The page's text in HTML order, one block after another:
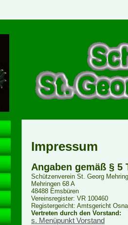
Impressum
Angaben gemäß § 5
Schützenverein St. Georg
Mehringen 68 A
48488 Emsbüren
Vereinsregister: VR 100460
Registergericht: Amtsgericht
Vertreten durch den Vorstand:
s. Menüpunkt Vorstand